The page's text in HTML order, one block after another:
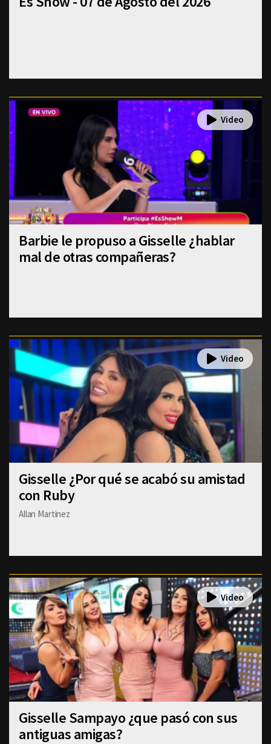
Barbie le propuso a Gisselle ¿hablar
mal de otras compañeras?
Gisselle ¿Por qué se acabó su amistad
con Ruby
Allan Martinez
Gisselle Sampayo ¿que pasó con sus
antiguas amigas?